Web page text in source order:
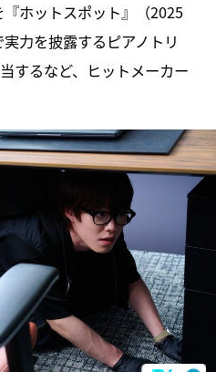
ホットスポット』（2025
力を披露するピアノトリ
するなど、ヒットメーカー